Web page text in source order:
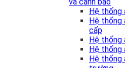
Hệ thống
Hệ thống
cấp
Hệ thống
Hệ thống
Hệ thống